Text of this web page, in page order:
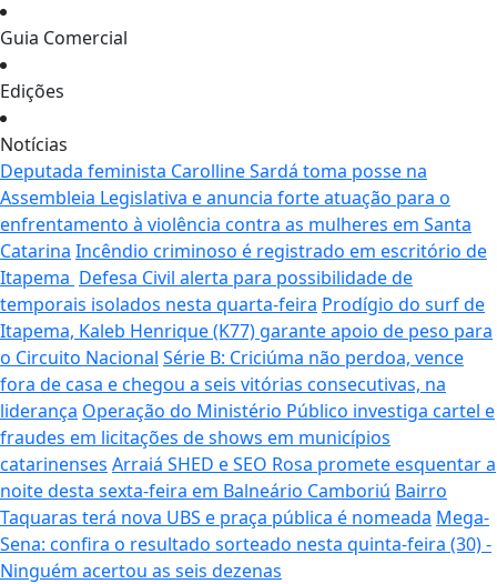
Guia Comercial
Edições
Notícias
Deputada feminista Carolline Sardá toma posse na
Assembleia Legislativa e anuncia forte atuação para o
enfrentamento à violência contra as mulheres em Santa
Catarina Incêndio criminoso é registrado em escritório de
Itapema Defesa Civil alerta para possibilidade de
temporais isolados nesta quarta-feira Prodígio do surf de
Itapema, Kaleb Henrique (K77) garante apoio de peso para
o Circuito Nacional Série B: Criciúma não perdoa, vence
fora de casa e chegou a seis vitórias consecutivas, na
liderança Operação do Ministério Público investiga cartel e
fraudes em licitações de shows em municípios
catarinenses Arraiá SHED e SEO Rosa promete esquentar a
noite desta sexta-feira em Balneário Camboriú Bairro
Taquaras terá nova UBS e praça pública é nomeada Mega-
Sena: confira o resultado sorteado nesta quinta-feira (30) -
Ninguém acertou as seis dezenas